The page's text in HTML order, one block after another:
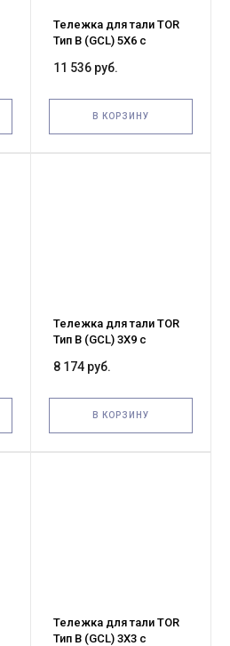
Тележка для тали TOR
Тип В (GCL) 5Х6 с
передвижения (G)
11 536 руб.
В КОРЗИНУ
Тележка для тали TOR
Тип В (GCL) 3Х9 с
передвижения (G)
8 174 руб.
В КОРЗИНУ
Тележка для тали TOR
Тип В (GCL) 3Х3 с